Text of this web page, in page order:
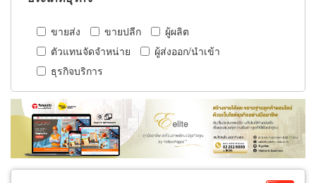
ขายส่ง ขายปลีก
ผู้ผลิต
ตัวแทนจัดจำหน่าย
ผู้ส่งออก/นำเข้า
ธุรกิจบริการ